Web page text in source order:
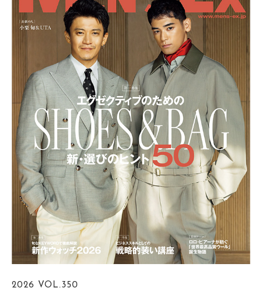
2026 VOL.350